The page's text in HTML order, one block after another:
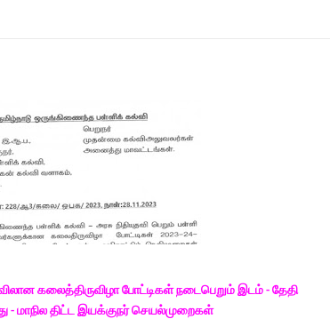
கலைத்திருவிழா போட்டிகள் நடைபெறும் இடம் - தேதி
- மாநில திட்ட இயக்குநர் செயல்முறைகள்